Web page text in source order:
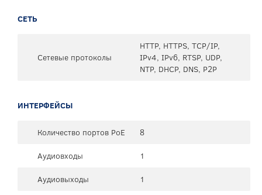
СЕТЬ
Сетевые протоколы
HTTP, HTTPS, TCP/IP,
IPv4, IPv6, RTSP, UDP,
NTP, DHCP, DNS, P2P
ИНТЕРФЕЙСЫ
Количество портов PoE
8
Аудиовходы
1
Аудиовыходы
1